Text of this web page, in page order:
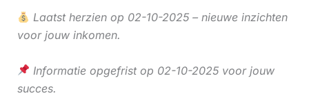
Laatst herzien op 02-10-2025 – nieuwe inzichten
voor jouw inkomen.
Informatie opgefrist op 02-10-2025 voor jouw
succes.